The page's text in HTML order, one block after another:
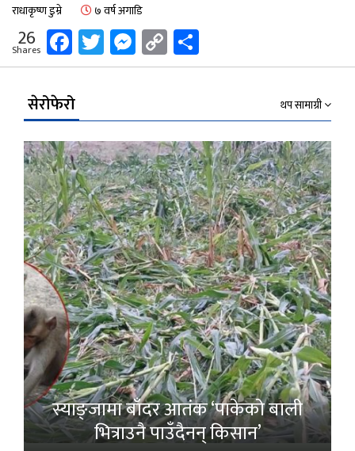
राधाकृष्ण डुम्रे ७ वर्ष अगाडि
26
Shares Facebook
Twitter
Messenger
Copy
Link
सेरोफेरो थप सामाग्री
स्याङ्जामा बाँदर आतंक ‘पाकेको बाली
भित्राउनै पाउँदैनन् किसान’